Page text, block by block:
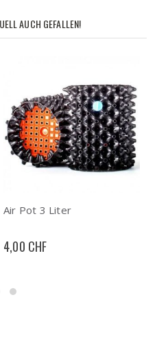
AUCH GEFALLEN!
Air Pot 3 Liter
4,00 CHF